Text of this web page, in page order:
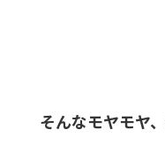
そんなモヤモヤ